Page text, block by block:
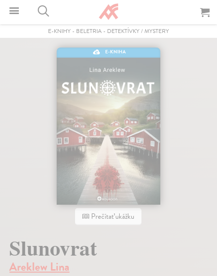
E-KNIHY - BELETRIA - DETEKTÍVKY / MYSTERY
E-KNIHA
Prečítať ukážku
Slunovrat
Areklew Lina